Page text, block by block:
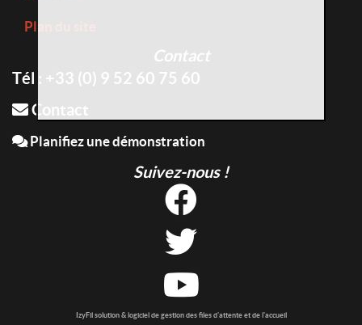
Plan du site
Contact
Tél : +33 (0) 9 52 60 75 60
Contact
Planifiez une démonstration
Suivez-nous !
IzyFil solution & logiciel de gestion des files d'attente et de l'accueil